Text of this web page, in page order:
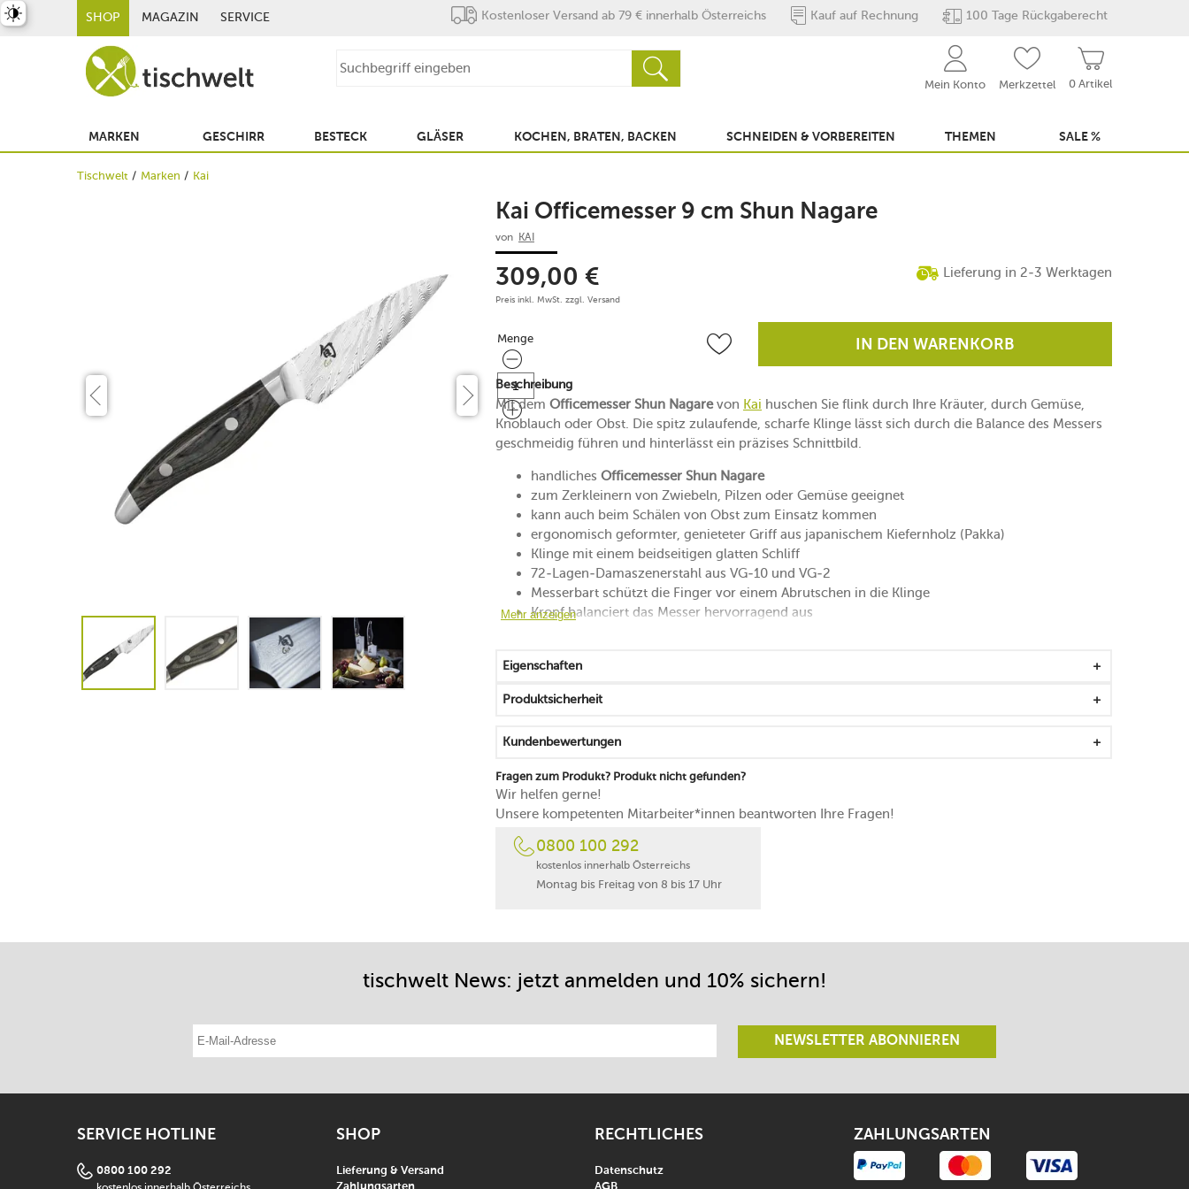
SHOP MAGAZIN SERVICE Kostenloser Versand ab 79 € innerhalb Österreichs Kauf auf Rechnung 100 Tage Rückgaberecht
0 Artikel
Mein Konto Merkzettel
MARKEN GESCHIRR BESTECK GLÄSER KOCHEN, BRATEN, BACKEN SCHNEIDEN & VORBEREITEN THEMEN SALE %
Tischwelt Marken Kai
Kai Officemesser 9 cm Shun Nagare
von KAI
309,00 €
Preis inkl. MwSt. zzgl. Versand
Lieferung in 2-3 Werktagen
Menge
Menge IN DEN WARENKORB
Beschreibung
Mit dem Officemesser Shun Nagarevon Kai huschen Sie flink durch Ihre Kräuter, durch Gemüse,
Knoblauch oder Obst. Die spitz zulaufende, scharfe Klinge lässt sich durch die Balance des Messers
geschmeidig führen und hinterlässt ein präzises Schnittbild.
handliches Officemesser Shun Nagare
zum Zerkleinern von Zwiebeln, Pilzen oder Gemüse geeignet
kann auch beim Schälen von Obst zum Einsatz kommen
ergonomisch geformter, genieteter Griff aus japanischem Kiefernholz (Pakka)
Klinge mit einem beidseitigen glatten Schliff
72-Lagen-Damaszenerstahl aus VG-10 und VG-2
Messerbart schützt die Finger vor einem Abrutschen in die Klinge
Kropf balanciert das Messer hervorragend aus
10 Jahre Herstellergarantie
Mehr anzeigen
Eigenschaften
Produktsicherheit
Kundenbewertungen
Fragen zum Produkt? Produkt nicht gefunden?
Wir helfen gerne!
Unsere kompetenten Mitarbeiter*innen beantworten Ihre Fragen!
0800 100 292
kostenlos innerhalb Österreichs
Montag bis Freitag von 8 bis 17 Uhr
tischwelt News: jetzt anmelden und 10% sichern!
E-Mail-Adresse eintragen
NEWSLETTER ABONNIEREN
SERVICE HOTLINE
0800 100 292
SHOP
Lieferung & Versand
RECHTLICHES
Datenschutz
ZAHLUNGSARTEN
umschalten